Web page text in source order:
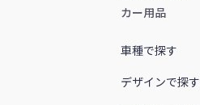
カー用品
車種で探す
デザインで探す